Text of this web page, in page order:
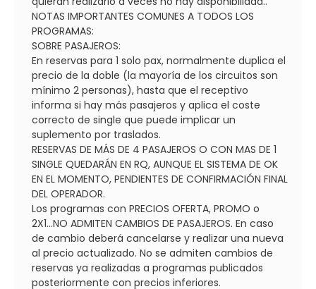
NOTAS IMPORTANTES COMUNES A TODOS LOS
PROGRAMAS:
SOBRE PASAJEROS:
En reservas para 1 solo pax, normalmente duplica el
precio de la doble (la mayoría de los circuitos son
mínimo 2 personas), hasta que el receptivo
informa si hay más pasajeros y aplica el coste
correcto de single que puede implicar un
suplemento por traslados.
RESERVAS DE MÁS DE 4 PASAJEROS O CON MAS DE 1
SINGLE QUEDARÁN EN RQ, AUNQUE EL SISTEMA DE OK
EN EL MOMENTO, PENDIENTES DE CONFIRMACIÓN FINAL
DEL OPERADOR.
Los programas con PRECIOS OFERTA, PROMO o
2X1...NO ADMITEN CAMBIOS DE PASAJEROS. En caso
de cambio deberá cancelarse y realizar una nueva
al precio actualizado. No se admiten cambios de
reservas ya realizadas a programas publicados
posteriormente con precios inferiores.